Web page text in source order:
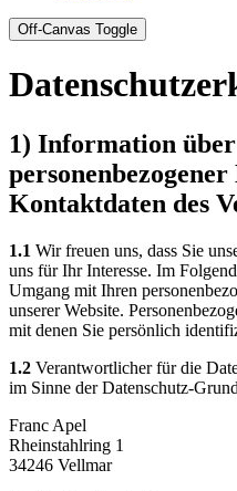
Off-Canvas Toggle
1) Information
Kontaktdaten des
1.1 Wir freuen uns, dass Sie
uns für Ihr Interesse. Im
Umgang mit Ihren
unserer Website.
mit denen Sie persönlich
1.2 Verantwortlicher für die
im Sinne der Datenschutz-
Franc Apel
Rheinstahlring 1
34246 Vellmar